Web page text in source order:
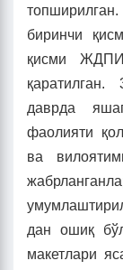
биринчи
қисми
даврда
фаолияти
ва
дан ошиқ
макетлари